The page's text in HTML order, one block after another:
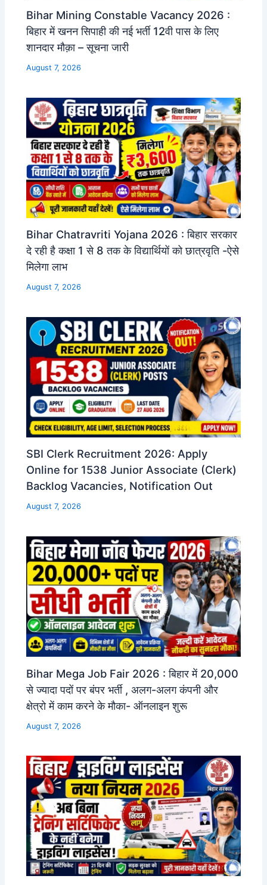
Bihar Mining Constable Vacancy 2026 :
बिहार में खनन सिपाही की नई भर्ती 12वी पास के लिए
शानदार मौक़ा – सूचना जारी
August 7, 2026
Bihar Chatravriti Yojana 2026 : बिहार सरकार
दे रही है कक्षा 1 से 8 तक के विद्यार्थियों को छात्रवृति -ऐसे
मिलेगा लाभ
August 7, 2026
SBI Clerk Recruitment 2026: Apply
Online for 1538 Junior Associate (Clerk)
Backlog Vacancies, Notification Out
August 7, 2026
Bihar Mega Job Fair 2026 : बिहार में 20,000
से ज्यादा पदों पर बंपर भर्ती , अलग-अलग कंपनी और
क्षेत्रो में काम करने के मौका- ऑनलाइन शुरू
August 7, 2026